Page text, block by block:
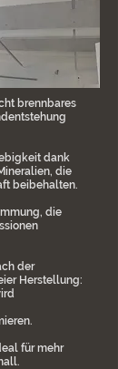
brennbares
dank
die
beibehalten.
die
der
Herstellung:
für mehr